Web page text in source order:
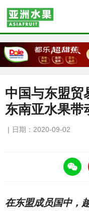
中国与东盟贸
东南亚水果带
日期：2020-09-02
https://
在东盟成员国中，